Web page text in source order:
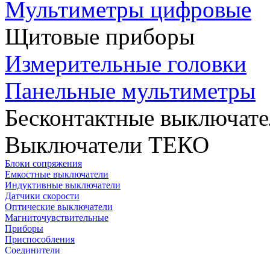
Мультиметры цифровые
Щитовые приборы
Измерительные головки
Панельные мультиметры
Бесконтактные
Выключатели ТЕКО
Блоки сопряжения
Емкостные выключатели
Индуктивные выключатели
Датчики скорости
Оптические выключатели
Магниточувствительные
Приборы
Приспособления
Соединители